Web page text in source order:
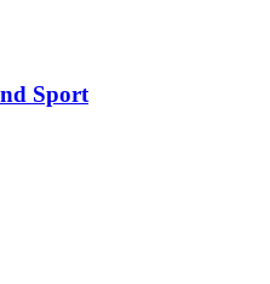
Sport